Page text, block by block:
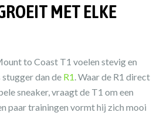
MET ELKE
to Coast T1 voelen stevig en
dan de R1. Waar de R1 direct
sneaker, vraagt de T1 om een
paar trainingen vormt hij zich mooi